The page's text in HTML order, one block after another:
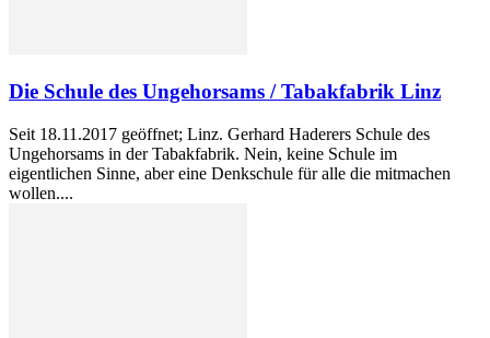
Die Schule des Ungehorsams / Tabakfabrik Linz
Seit 18.11.2017 geöffnet; Linz. Gerhard Haderers Schule des
Ungehorsams in der Tabakfabrik. Nein, keine Schule im
eigentlichen Sinne, aber eine Denkschule für alle die mitmachen
wollen....